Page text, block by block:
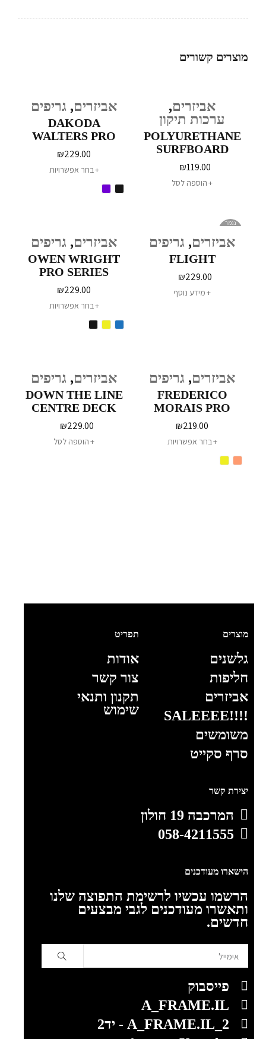
מוצרים קשורים
אביזרים,
ערכות תיקון
POLYURETHANE
SURFBOARD
REPAIR KIT
₪119.00
הוספה לסל
אביזרים, גריפים
DAKODA
WALTERS PRO
SERIES
₪229.00
בחר אפשרויות
נגמר
אביזרים, גריפים
FLIGHT
₪229.00
מידע נוסף
אביזרים, גריפים
OWEN WRIGHT
PRO SERIES
₪229.00
בחר אפשרויות
אביזרים, גריפים
FREDERICO
MORAIS PRO
SERIES
₪219.00
בחר אפשרויות
אביזרים, גריפים
DOWN THE LINE
CENTRE DECK
₪229.00
הוספה לסל
מוצרים
גלשנים
חליפות
אביזרים
!!!!SALEEEE
משומשים
סרף סקייט
תפריט
אודות
צור קשר
תקנון ותנאי
שימוש
יצירת קשר
המרכבה 19 חולון
058-4211555
הישארו מעודכנים
הרשמו עכשיו לרשימת התפוצה שלנו
ותאשרו מעודכנים לגבי מבצעים
חדשים.
פייסבוק
A_FRAME.IL
A_FRAME.IL_2 - יד2